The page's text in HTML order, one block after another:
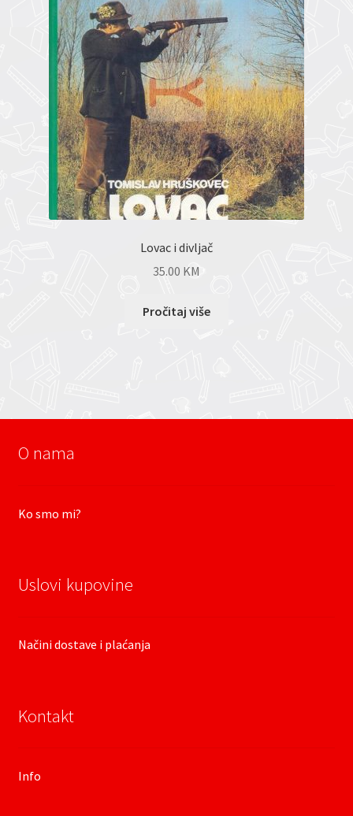
Lovac i divljač
35.00 KM
Pročitaj više
O nama
Ko smo mi?
Uslovi kupovine
Načini dostave i plaćanja
Kontakt
Info